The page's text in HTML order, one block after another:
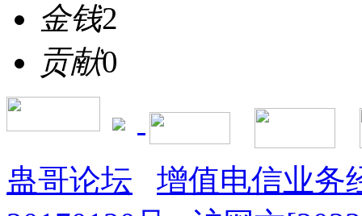
金钱2
贡献0
蛊哥论坛
增值电信业务